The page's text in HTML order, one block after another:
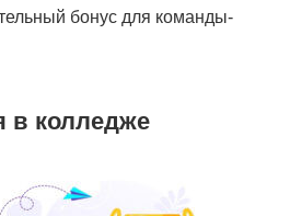
бонус для команды-
в колледже